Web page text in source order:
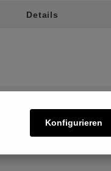
Details
Konfigurieren